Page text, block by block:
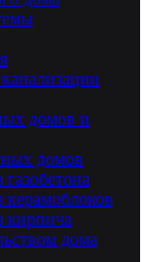
домов и
домов
керамоблоков
кирпича
дома